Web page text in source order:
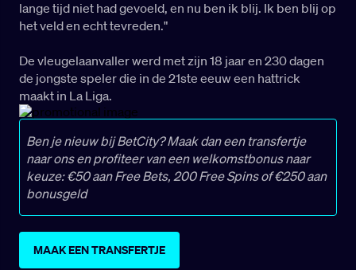
lange tijd niet had gevoeld, en nu ben ik blij. Ik ben blij op
het veld en echt tevreden."
De vleugelaanvaller werd met zijn 18 jaar en 230 dagen
de jongste speler die in de 21ste eeuw een hattrick
maakt in La Liga.
Ben je nieuw bij BetCity? Maak dan een transfertje
naar ons en profiteer van een welkomstbonus naar
keuze: €50 aan Free Bets, 200 Free Spins of €250 aan
bonusgeld
MAAK EEN TRANSFERTJE